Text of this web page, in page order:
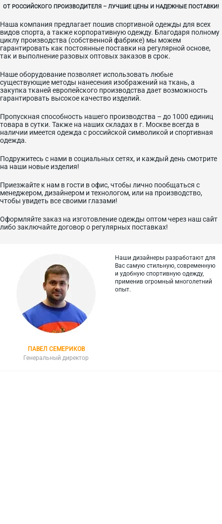
ОТ РОССИЙСКОГО ПРОИЗВОДИТЕЛЯ – ЛУЧШИЕ ЦЕНЫ И НАДЕЖНЫЕ ПОСТАВКИ!
Наша компания предлагает пошив спортивной одежды для всех
видов спорта, а также корпоративную одежду. Благодаря полному
циклу производства (собственной фабрике) мы можем
гарантировать как постоянные поставки на регулярной основе,
так и выполнение разовых оптовых заказов в срок.
Наше оборудование позволяет использовать любые
существующие методы нанесения изображений на ткань, а
закупка тканей европейского производства дает возможность
гарантировать высокое качество изделий.
Пропускная способность нашего производства – до 1000 единиц
товара в сутки. Также на наших складах в г. Москве всегда в
наличии имеется одежда с российской символикой и спортивная
одежда.
Подружитесь с нами в социальных сетях, и каждый день смотрите
на наши новые изделия!
Приезжайте к нам в гости в офис, чтобы лично пообщаться с
менеджером, дизайнером и технологом, или на производство,
чтобы увидеть все своими глазами!
Оформляйте заказ на изготовление одежды оптом через наш сайт
либо заключайте договор о регулярных поставках!
ПАВЕЛ СЕМЕРИКОВ
Генеральный директор
Наши дизайнеры разработают для
Вас самую стильную, современную
и удобную спортивную одежду,
применив огромный многолетний
опыт.